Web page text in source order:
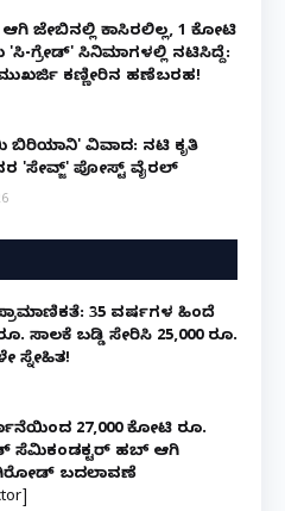
ಜೇಬಿನಲ್ಲಿ ಕಾಸಿರಲಿಲ್ಲ, ₹1 ಕೋಟಿ
'ಸಿ-ಗ್ರೇಡ್' ಸಿನಿಮಾಗಳಲ್ಲಿ ನಟಿಸಿದ್ದೆ:
ಮುಖರ್ಜಿ ಕಣ್ಣೀರಿನ ಹಣೆಬರಹ!
ಬಿರಿಯಾನಿ' ವಿವಾದ: ನಟಿ ಕೃತಿ
'ಸೇವ್ಜ್' ಪೋಸ್ಟ್ ವೈರಲ್
35 ವರ್ಷಗಳ ಹಿಂದೆ
ಸಾಲಕ್ಕೆ ಬಡ್ಡಿ ಸೇರಿಸಿ 25,000 ರೂ.
ಸ್ನೇಹಿತ!
27,000 ಕೋಟಿ ರೂ.
ಸೆಮಿಕಂಡಕ್ಟರ್ ಹಬ್ ಆಗಿ
ಬದಲಾವಣೆ